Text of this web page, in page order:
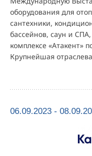
оборудования для
сантехники,
бассейнов, саун и
комплексе «Атакент»
Крупнейшая
06.09.2023 -